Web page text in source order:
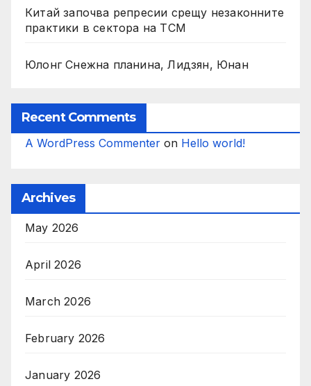
Китай започва репресии срещу незаконните
практики в сектора на TCM
Юлонг Снежна планина, Лидзян, Юнан
Recent Comments
A WordPress Commenter on Hello world!
Archives
May 2026
April 2026
March 2026
February 2026
January 2026